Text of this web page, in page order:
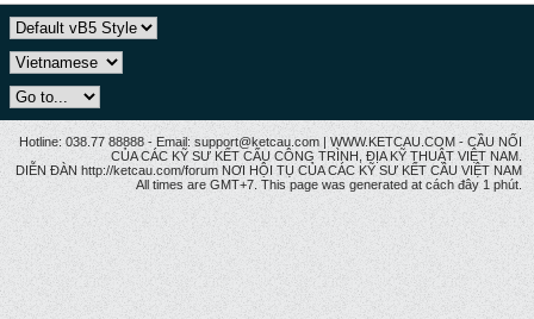
Hotline: 038.77 88888 - Email: support@ketcau.com | WWW.KETCAU.COM - CẦU NỐI
CỦA CÁC KỸ SƯ KẾT CẤU CÔNG TRÌNH, ĐỊA KỸ THUẬT VIỆT NAM.
DIỄN ĐÀN http://ketcau.com/forum NƠI HỘI TỤ CỦA CÁC KỸ SƯ KẾT CÂU VIỆT NAM
All times are GMT+7. This page was generated at cách đây 1 phút.